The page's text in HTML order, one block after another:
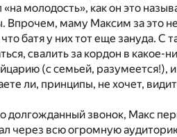
молодость», как он это
Впрочем, маму Максим за это
батя у них тот еще зануда. С
свалить за кордон в какое-
(с семьей, разумеется!),
ли, принципы, не хочет,
долгожданный звонок, Макс
через всю огромную